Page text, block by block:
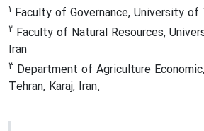
1 Faculty of Governance, University of
2 Faculty of Natural Resources,
Iran
3 Department of Agriculture
Tehran, Karaj, Iran.